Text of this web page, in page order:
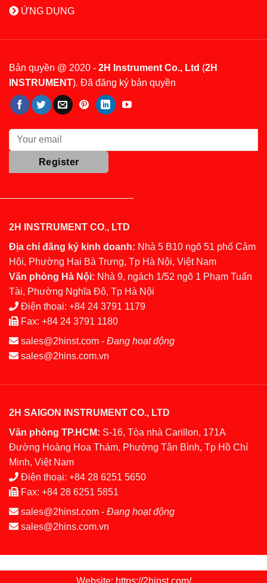
ỨNG DỤNG
Bản quyền @ 2020 - 2H Instrument Co., Ltd (2H
INSTRUMENT). Đã đăng ký bản quyền
2H INSTRUMENT CO., LTD
Địa chỉ đăng ký kinh doanh: Nhà 5 B10 ngõ 51 phố Cảm
Hội, Phường Hai Bà Trưng, Tp Hà Nội, Việt Nam
Văn phòng Hà Nội: Nhà 9, ngách 1/52 ngõ 1 Phạm Tuấn
Tài, Phường Nghĩa Đô, Tp Hà Nội
Điện thoại: +84 24 3791 1179
Fax: +84 24 3791 1180
sales@2hinst.com - Đang hoạt động
sales@2hins.com.vn
2H SAIGON INSTRUMENT CO., LTD
Văn phòng TP.HCM: S-16, Tòa nhà Carillon, 171A
Đường Hoàng Hoa Thám, Phường Tân Bình, Tp Hồ Chí
Minh, Việt Nam
Điện thoại: +84 28 6251 5650
Fax: +84 28 6251 5851
sales@2hinst.com - Đang hoạt động
sales@2hins.com.vn
Website: https://2hinst.com/